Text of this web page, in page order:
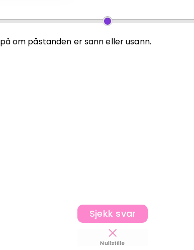
om påstanden er sann eller usann.
Sjekk svar
Nullstille